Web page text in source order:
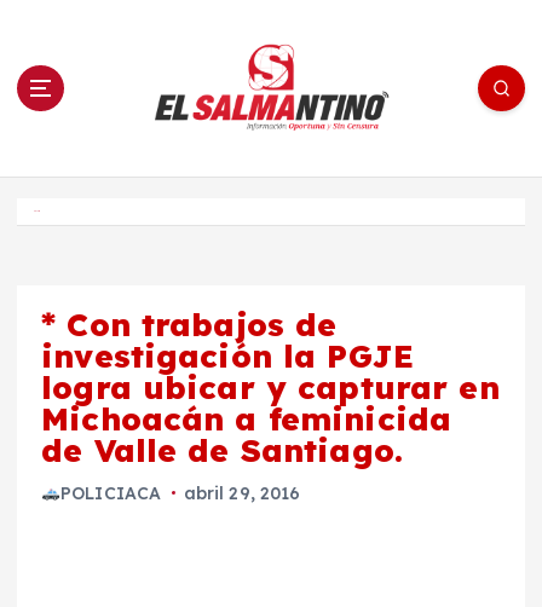
n El Salmantino - medios/noticias/editorial
* Con trabajos de
investigación la PGJE
logra ubicar y capturar en
Michoacán a feminicida
de Valle de Santiago.
POLICIACA abril 29, 2016